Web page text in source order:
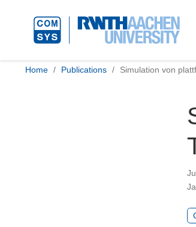
Home Publications Simulation von